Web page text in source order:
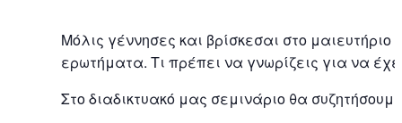
Μόλις γέννησες και βρίσκεσαι στο
ερωτήματα. Τι πρέπει να γνωρίζεις για να
Στο διαδικτυακό μας σεμινάριο θα